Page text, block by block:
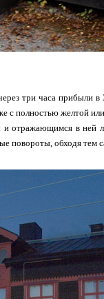
три часа прибыли
с полностью желтой
и отражающимся в
повороты, обходя